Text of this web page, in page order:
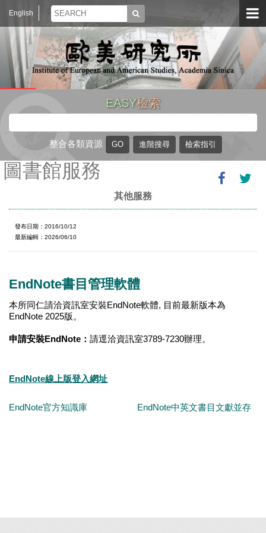
English
EASY檢索
整合各類資源
圖書館服務
其他服務
發布日期：2016/10/12
最新編輯：2026/06/10
EndNote書目管理軟體
本所同仁請洽資訊室安裝EndNote軟體, 目前最新版本為
EndNote 2025版。
申請安裝EndNote： 請逕洽資訊室3789-7230辦理。
EndNote線上版登入網址
EndNote官方知識庫 EndNote中英文書目文獻並存